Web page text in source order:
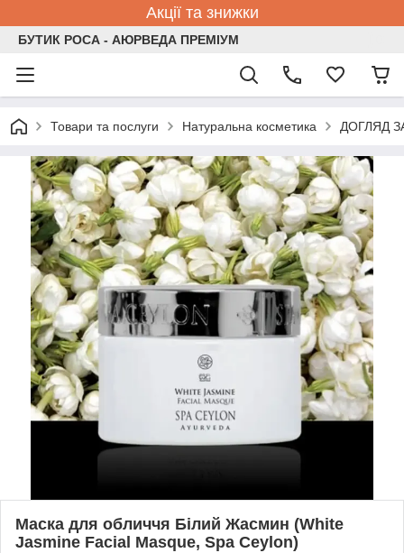
Акції та знижки
БУТИК РОСА - АЮРВЕДА ПРЕМІУМ
Товари та послуги Натуральна косметика ДОГЛЯД
Маска для обличчя Білий Жасмин (White
Jasmine Facial Masque, Spa Ceylon)